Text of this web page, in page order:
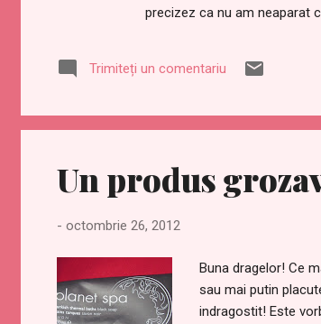
precizez ca nu am neaparat
occidentală, ea răspândindu-
exemplu, în Suedia este săr...
Trimiteți un comentariu
Un produs
- octombrie 26, 2012
Buna dragelor! Ce
sau mai putin
indragostit! Este